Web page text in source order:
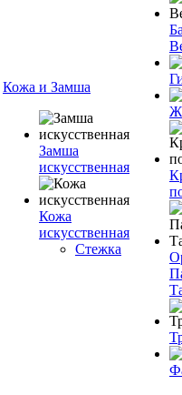
Кожа и Замша
Замша
искусственная
Кожа
искусственная
Стежка